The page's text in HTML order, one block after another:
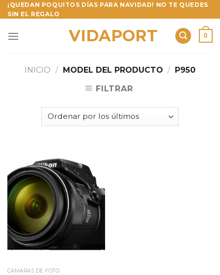
Skip
to
¡QUEDAN POQUITOS DÍAS PARA NAVIDAD! NO TE QUEDES
SIN EL REGALO
VIDAPORT 0
INICIO / MODEL DEL PRODUCTO / P950
FILTRAR
CÁMARAS DE FOTO